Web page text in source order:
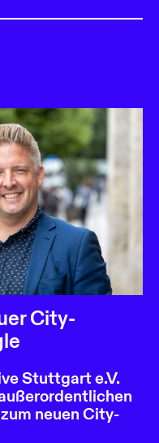
City-
Stuttgart e.V.
neuen City-